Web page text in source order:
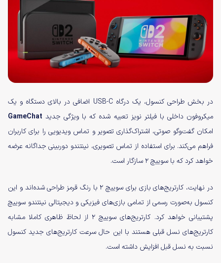
در بخش طراحی کنسول، یک درگاه USB-C اضافی در بالای دستگاه و یک
میکروفون داخلی با فیلتر نویز تعبیه شده که با ویژگی جدید GameChat
امکان گفت‌وگو صوتی، اشتراک‌گذاری تصویر و تماس ویدیویی را برای کاربران
فراهم می‌کند. برای استفاده از تماس تصویری، نینتندو دوربینی جداگانه عرضه
خواهد کرد که با سوییچ ۲ سازگار است.
در نهایت، کارتریج‌های بازی برای سوییچ ۲ با رنگ قرمز طراحی شده‌اند و این
کنسول به‌صورت رسمی از تمامی بازی‌های فیزیکی و دیجیتالی نینتندو سوییچ
پشتیبانی خواهد کرد. کارتریج‌های سوییچ ۲ از لحاظ ظاهری کاملا مشابه
کارتریج‌های نسل قبلی هستند با این حال سرعت کارتریج‌های جدید کنسول
نسبت به نسل قبل افزایش داشته است.